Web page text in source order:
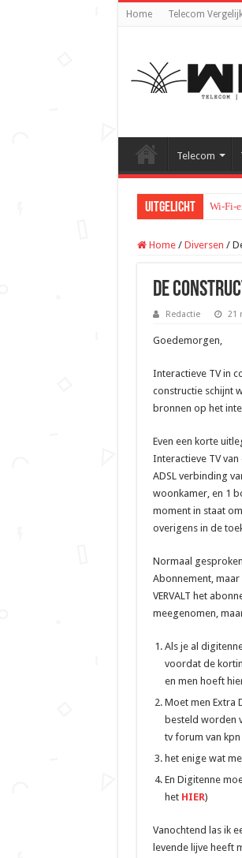
Home Telecom
Telecom
Uitgelicht Wi-Fi-
Home / Diversen /
De
Redactie 21
Goedemorgen,
Interactieve TV in
constructie schijnt
bronnen op het
Even een korte
Interactieve TV
ADSL verbinding
woonkamer, en 1
moment in staat
overigens in de
Normaal
Abonnement,
VERVALT het
meegenomen,
Als je al
voordat de
en men hoeft
Moet men Extra
besteld worden
tv forum van
het enige wat
En Digitenne
het HIER)
Vanochtend las ik
levende lijve heeft